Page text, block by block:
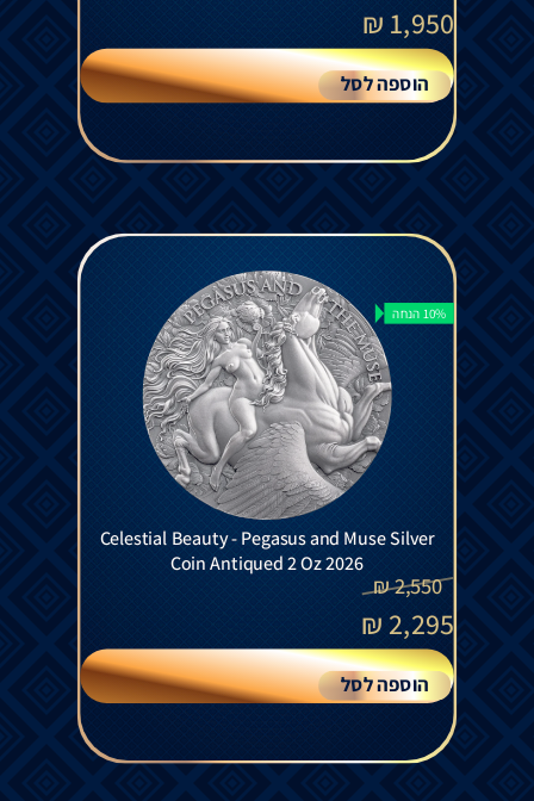
1,950
₪
הוספה לסל
10% הנחה
Celestial Beauty - Pegasus and Muse Silver
Coin Antiqued 2 Oz 2026
2,550
₪
2,295
₪
הוספה לסל